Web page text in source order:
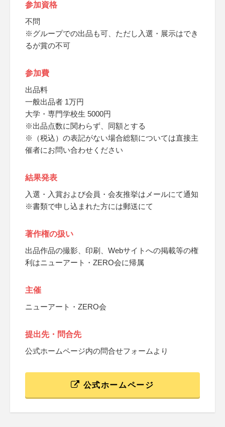
参加資格
不問
※グループでの出品も可、ただし入選・展示はでき
るが賞の不可
参加費
出品料
一般出品者 1万円
大学・専門学校生 5000円
※出品点数に関わらず、同額とする
※（税込）の表記がない場合総額については直接主
催者にお問い合わせください
結果発表
入選・入賞および会員・会友推挙はメールにて通知
※書類で申し込まれた方には郵送にて
著作権の扱い
出品作品の撮影、印刷、Webサイトへの掲載等の権
利はニューアート・ZERO会に帰属
主催
ニューアート・ZERO会
提出先・問合先
公式ホームページ内の問合せフォームより
公式ホームページ